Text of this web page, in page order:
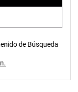
de Búsqueda